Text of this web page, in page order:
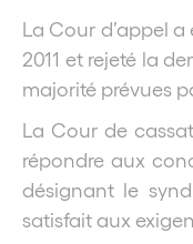
La Cour d’appel
2011 et rejeté la
majorité prévues
La Cour de
répondre aux
désignant le
satisfait aux